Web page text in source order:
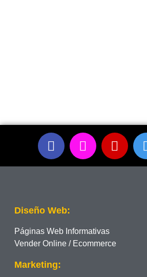
Diseño Web:
Páginas Web Informativas
Vender Online / Ecommerce
Marketing: